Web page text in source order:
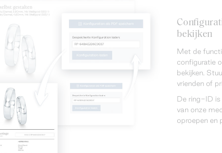
bekijken
Met de
configuratie
bekijken.
vrienden of
De ring-ID is
van onze
oproepen en